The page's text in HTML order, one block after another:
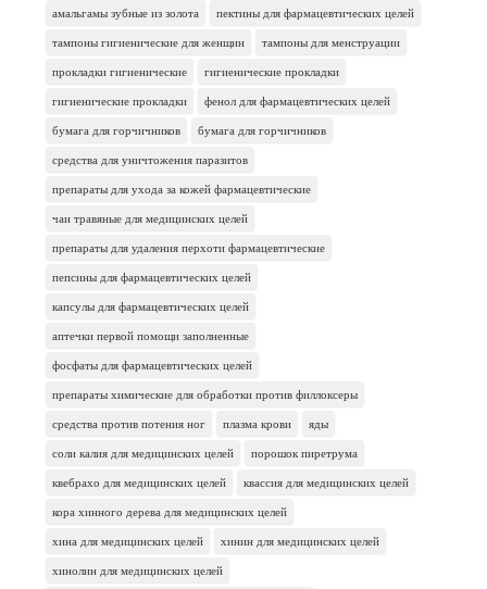
амальгамы зубные из золота
пектины для фармацевтических целей
тампоны гигиенические для женщин
тампоны для менструации
прокладки гигиенические
гигиенические прокладки
гигиенические прокладки
фенол для фармацевтических целей
бумага для горчичников
бумага для горчичников
средства для уничтожения паразитов
препараты для ухода за кожей фармацевтические
чаи травяные для медицинских целей
препараты для удаления перхоти фармацевтические
пепсины для фармацевтических целей
капсулы для фармацевтических целей
аптечки первой помощи заполненные
фосфаты для фармацевтических целей
препараты химические для обработки против филлоксеры
средства против потения ног
плазма крови
яды
соли калия для медицинских целей
порошок пиретрума
квебрахо для медицинских целей
квассия для медицинских целей
кора хинного дерева для медицинских целей
хина для медицинских целей
хинин для медицинских целей
хинолин для медицинских целей